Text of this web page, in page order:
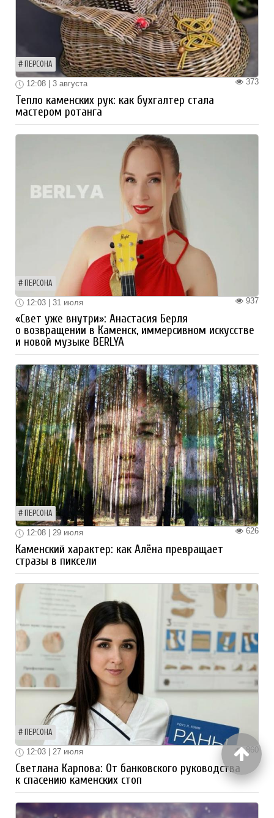
ПЕРСОНА
373
12:08 | 3 августа
Тепло каменских рук: как бухгалтер стала
мастером ротанга
ПЕРСОНА
937
12:03 | 31 июля
«Свет уже внутри»: Анастасия Берля
о возвращении в Каменск, иммерсивном искусстве
и новой музыке BERLYA
ПЕРСОНА
626
12:08 | 29 июля
Каменский характер: как Алёна превращает
стразы в пиксели
ПЕРСОНА
860
12:03 | 27 июля
Светлана Карпова: От банковского руководства
к спасению каменских стоп